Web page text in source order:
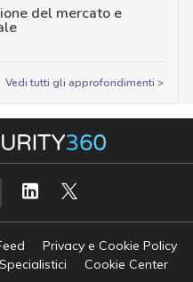
del mercato e
Vedi tutti gli approfondimenti >
Privacy e Cookie Policy
Cookie Center